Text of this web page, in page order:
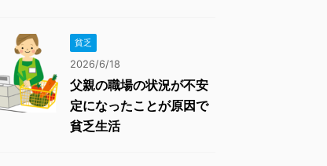
貧乏
2026/6/18
父親の職場の状況が不安
定になったことが原因で
貧乏生活